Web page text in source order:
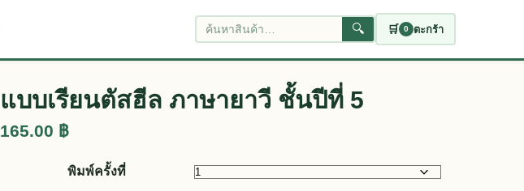
ค้นหาสินค้า
🔍 🛒 0 ตะกร้า
แบบเรียนตัสฮีล ภาษายาวี ชั้นปีที่ 5
165.00 ฿
พิมพ์ครั้งที่